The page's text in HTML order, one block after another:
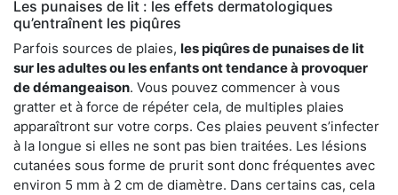
Les punaises de lit : les effets dermatologiques
qu’entraînent les piqûres
Parfois sources de plaies, les piqûres de punaises de lit
sur les adultes ou les enfants ont tendance à provoquer
de démangeaison. Vous pouvez commencer à vous
gratter et à force de répéter cela, de multiples plaies
apparaîtront sur votre corps. Ces plaies peuvent s’infecter
à la longue si elles ne sont pas bien traitées. Les lésions
cutanées sous forme de prurit sont donc fréquentes avec
environ 5 mm à 2 cm de diamètre. Dans certains cas, cela